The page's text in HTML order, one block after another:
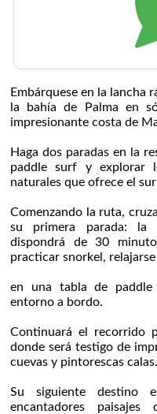
Embárquese en la lancha
la bahía de Palma en
impresionante costa de
Haga dos paradas en la
paddle surf y explorar
naturales que ofrece el
Comenzando la ruta,
su primera parada: la
dispondrá de 30
practicar snorkel, relajarse
en una tabla de
entorno a bordo.
Continuará el recorrido
donde será testigo de
cuevas y pintorescas calas.
Su siguiente destino
encantadores